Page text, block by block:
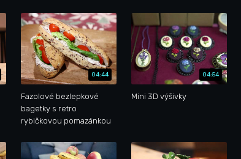
04:44
Fazolové bezlepkové
bagetky s retro
rybičkovou pomazánkou
04:54
Mini 3D výšivky